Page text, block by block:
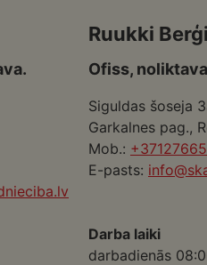
Ruukki Berģi
Ofiss,
Siguldas šoseja
Garkalnes pag.,
Mob.:
E-pasts:
Darba laiki
darbadienās